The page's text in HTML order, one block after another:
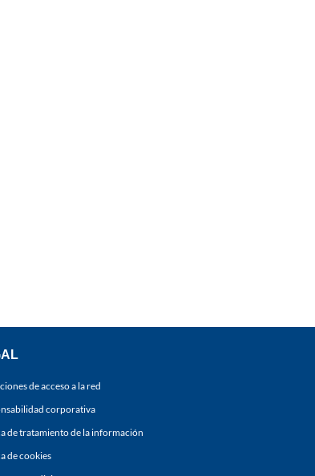
de acceso a la red
corporativa
de tratamiento de la información
de cookies